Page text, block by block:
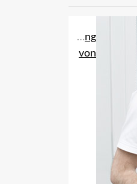
Früherkennung
von